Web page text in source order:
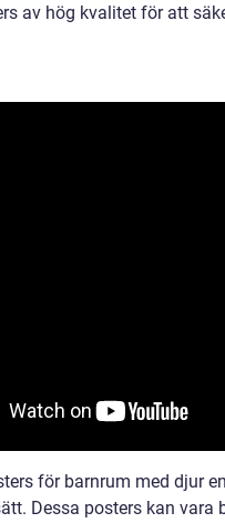
av hög kvalitet för att
för barnrum med djur
Dessa posters kan